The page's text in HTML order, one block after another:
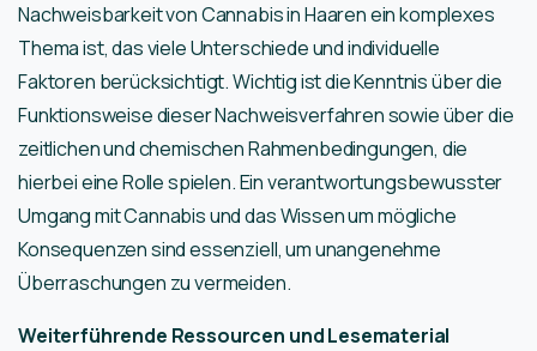
Nachweisbarkeit von Cannabis in Haaren ein komplexes
Thema ist, das viele Unterschiede und individuelle
Faktoren berücksichtigt. Wichtig ist die Kenntnis über die
Funktionsweise dieser Nachweisverfahren sowie über die
zeitlichen und chemischen Rahmenbedingungen, die
hierbei eine Rolle spielen. Ein verantwortungsbewusster
Umgang mit Cannabis und das Wissen um mögliche
Konsequenzen sind essenziell, um unangenehme
Überraschungen zu vermeiden.
Weiterführende Ressourcen und Lesematerial